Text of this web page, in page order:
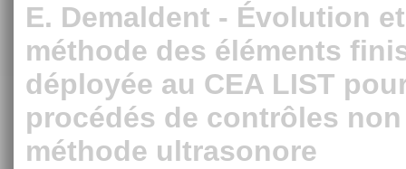
E. Demaldent - Évolution
méthode des éléments
déployée au CEA LIST
procédés de contrôles
méthode ultrasonore